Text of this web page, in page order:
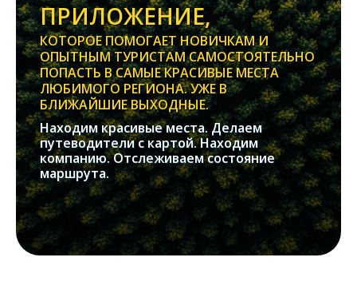
ПРИЛОЖЕНИЕ,
КОТОРОЕ ПОМОГАЕТ НОВИЧКАМ И
ОПЫТНЫМ ТУРИСТАМ САМОСТОЯТЕЛЬНО
ПОПАСТЬ В САМЫЕ КРАСИВЫЕ МЕСТА
ЛЮБИМОГО РЕГИОНА. УЖЕ В
БЛИЖАЙШИЕ ВЫХОДНЫЕ.
Находим красивые места. Делаем
путеводители с картой. Находим
компанию. Отслеживаем состояние
маршрута.